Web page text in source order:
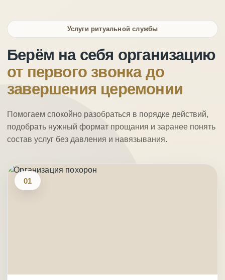
Услуги ритуальной службы
Берём на себя организацию
от первого звонка до
завершения церемонии
Помогаем спокойно разобраться в порядке действий,
подобрать нужный формат прощания и заранее понять
состав услуг без давления и навязывания.
01